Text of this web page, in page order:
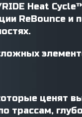
Heat
ReBounce и
ценят
трассам,